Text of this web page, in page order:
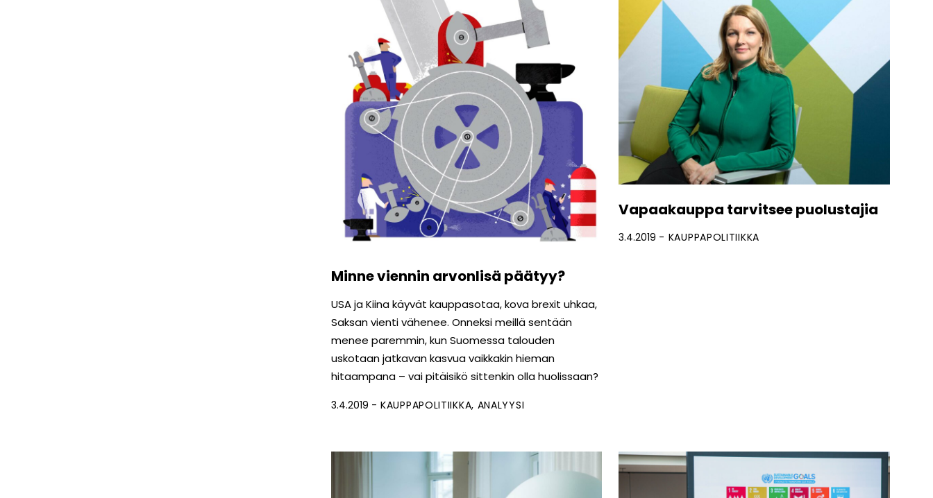
Minne viennin arvonlisä päätyy?
USA ja Kiina käyvät kauppasotaa, kova brexit uhkaa,
Saksan vienti vähenee. Onneksi meillä sentään
menee paremmin, kun Suomessa talouden
uskotaan jatkavan kasvua vaikkakin hieman
hitaampana – vai pitäisikö sittenkin olla huolissaan?
3.4.2019 KAUPPAPOLITIIKKA ANALYYSI
Vapaakauppa tarvitsee puolustajia
3.4.2019 KAUPPAPOLITIIKKA